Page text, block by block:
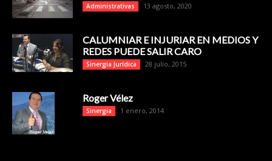
Administrativas 13 agosto, 2020
CALUMNIAR E INJURIAR EN MEDIOS Y
REDES PUEDE SALIR CARO
Sinergia Jurídica 28 julio, 2015
Roger Vélez
Sinergia 1 enero, 2014